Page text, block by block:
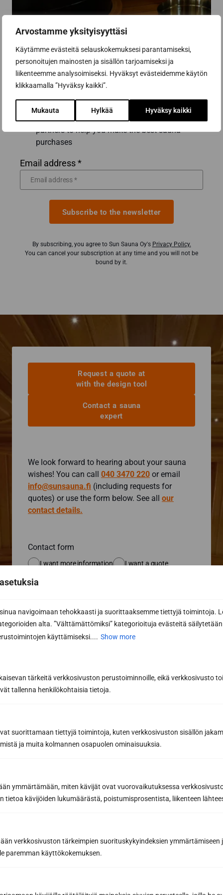
Arvostamme yksityisyyttäsi
Käytämme evästeitä selauskokemuksesi parantamiseksi,
personoitujen mainosten ja sisällön tarjoamiseksi ja
liikenteemme analysoimiseksi. Hyväksyt evästeidemme käytön
klikkaamalla ”Hyväksy kaikki”.
Mukauta Hylkää Hyväksy kaikki
navigoimaan tehokkaasti ja suorittaaksemme tiettyjä toimintoja.
alta. ”Välttämättömiksi” kategorioituja evästeitä säilytetään
käyttämiseksi.... Show more
tärkeitä verkkosivuston perustoiminnoille, eikä verkkosivusto
tallenna henkilökohtaisia tietoja.
suorittamaan tiettyjä toimintoja, kuten verkkosivuston sisällön
ja muita kolmannen osapuolen ominaisuuksia.
ymmärtämään, miten kävijät ovat vuorovaikutuksessa
tietoa kävijöiden lukumäärästä, poistumisprosentista, liikenteen
verkkosivuston tärkeimpien suorituskykyindeksien ymmärtämiseen
paremman käyttökokemuksen.
Subscribe to the newsletter
Get the best tips and tricks for a successful
professional
Inspiring sauna news and benefits from our
partners to help you make the best sauna
purchases
Email address *
Subscribe to the newsletter
By subscribing, you agree to Sun Sauna Oy's Privacy Policy.
You can cancel your subscription at any time and you will not be
bound by it.
Request a quote at
with the design tool
Contact a sauna
expert
We look forward to hearing about your sauna
wishes! You can call 040 3470 220 or email
info@sunsauna.fi (including requests for
quotes) or use the form below. See all our
contact details.
Contact form
I want more information I want a quote
Last name *
Phone